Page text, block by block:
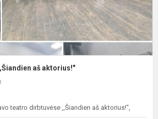
aš aktorius!"
teatro dirbtuvėse ,,Šiandien aš aktorius!",